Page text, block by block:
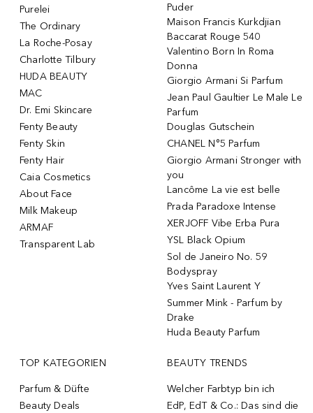
Purelei
The Ordinary
La Roche-Posay
Charlotte Tilbury
HUDA BEAUTY
MAC
Dr. Emi Skincare
Fenty Beauty
Fenty Skin
Fenty Hair
Caia Cosmetics
About Face
Milk Makeup
ARMAF
Transparent Lab
Puder
Maison Francis Kurkdjian
Baccarat Rouge 540
Valentino Born In Roma
Donna
Giorgio Armani Si Parfum
Jean Paul Gaultier Le Male Le
Parfum
Douglas Gutschein
CHANEL N°5 Parfum
Giorgio Armani Stronger with
you
Lancôme La vie est belle
Prada Paradoxe Intense
XERJOFF Vibe Erba Pura
YSL Black Opium
Sol de Janeiro No. 59
Bodyspray
Yves Saint Laurent Y
Summer Mink - Parfum by
Drake
Huda Beauty Parfum
TOP KATEGORIEN
Parfum & Düfte
Beauty Deals
BEAUTY TRENDS
Welcher Farbtyp bin ich
EdP, EdT & Co.: Das sind die